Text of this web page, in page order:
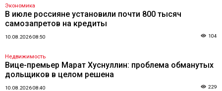
Экономика
В июле россияне установили почти 800 тысяч
самозапретов на кредиты
10.08.2026 08:50 104
Недвижимость
Вице-премьер Марат Хуснуллин: проблема обманутых
дольщиков в целом решена
10.08.2026 08:40 229